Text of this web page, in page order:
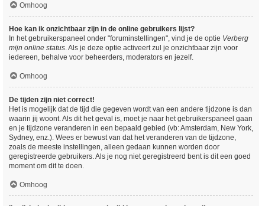
Omhoog
Hoe kan ik onzichtbaar zijn in de online gebruikers lijst?
In het gebruikerspaneel onder "foruminstellingen", vind je de optie Verberg
mijn online status. Als je deze optie activeert zul je onzichtbaar zijn voor
iedereen, behalve voor beheerders, moderators en jezelf.
Omhoog
De tijden zijn niet correct!
Het is mogelijk dat de tijd die gegeven wordt van een andere tijdzone is dan
waarin jij woont. Als dit het geval is, moet je naar het gebruikerspaneel gaan
en je tijdzone veranderen in een bepaald gebied (vb: Amsterdam, New York,
Sydney, enz.). Wees er bewust van dat het veranderen van de tijdzone,
zoals de meeste instellingen, alleen gedaan kunnen worden door
geregistreerde gebruikers. Als je nog niet geregistreerd bent is dit een goed
moment om dit te doen.
Omhoog